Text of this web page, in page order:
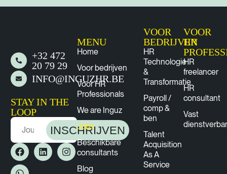
+32 472
20 79 29
INFO@INGUZHR.BE
STAY IN THE
LOOP
INSCHRIJVEN
MENU
Home
Voor bedrijven
Voor HR
Professionals
We are Inguz
Jobs
Beschikbare
consultants
Blog
VOOR
BEDRIJVEN
HR
Technologie
&
Transformatie
Payroll /
comp &
ben
Talent
Acquisition
As A
Service
VOOR
HR
HR
freelancer
HR
consultant
Vast